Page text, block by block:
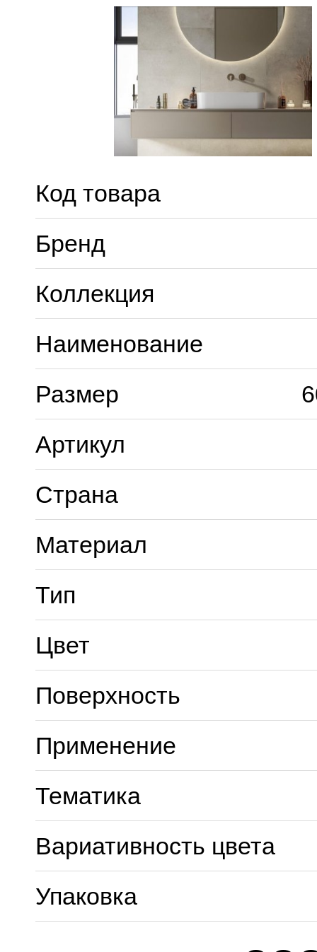
Код товара
Бренд
Коллекция
Наименование
Размер
Артикул
Страна
Материал
Тип
Цвет
Поверхность
Применение
Тематика
Вариативность цвета
Упаковка